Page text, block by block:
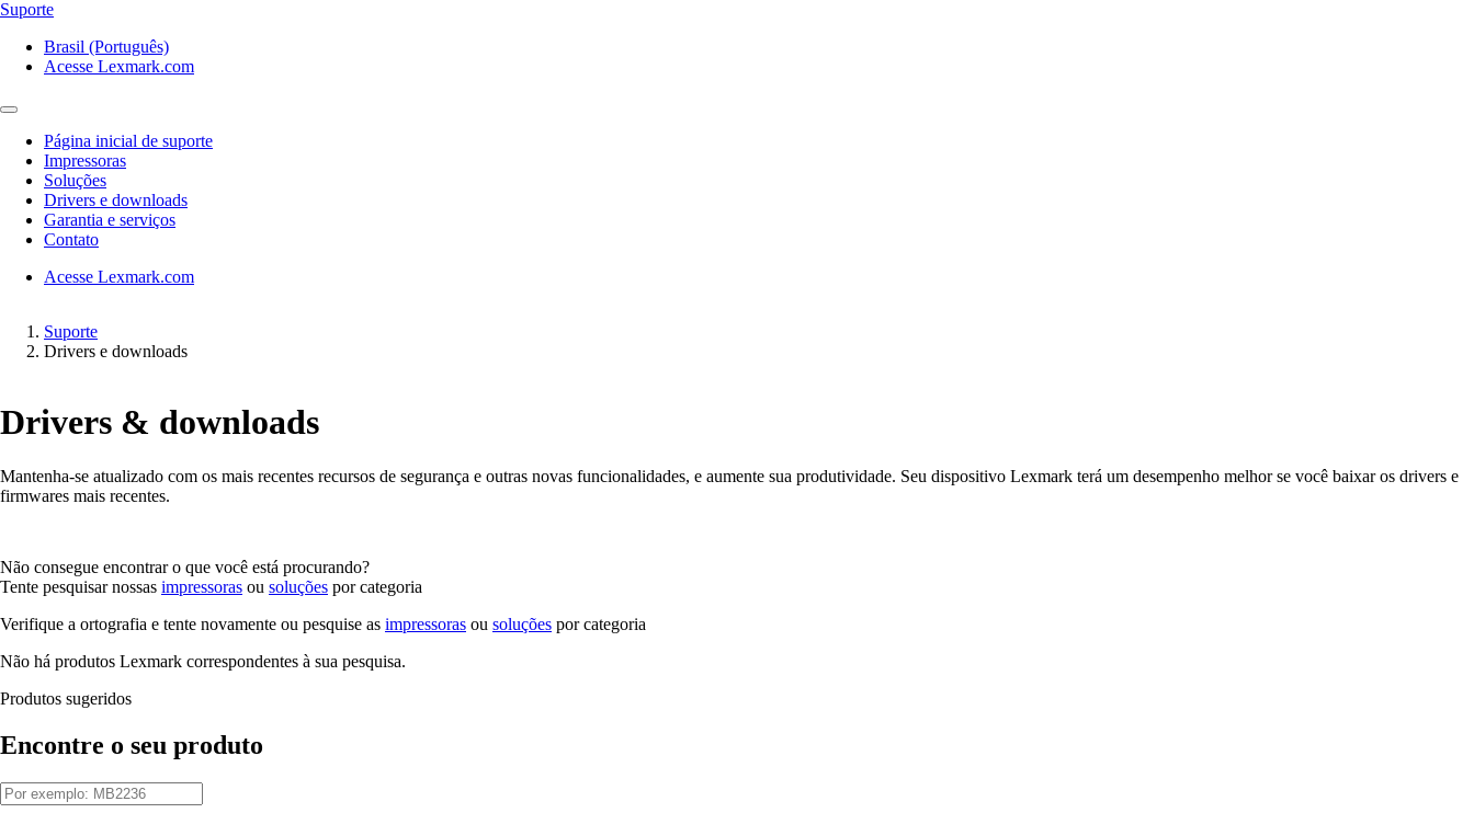
Suporte
Brasil (Português)
Acesse Lexmark.com
Página inicial de suporte
Impressoras
Soluções
Drivers e downloads
Garantia e serviços
Contato
Acesse Lexmark.com
Suporte
Drivers e downloads
Drivers & downloads
Mantenha-se atualizado com os mais recentes recursos de segurança e outras novas funcionalidades, e aumente sua produtividade. Seu dispositivo Lexmark terá um desempenho melhor se você baixar os drivers e
firmwares mais recentes.
Não consegue encontrar o que você está procurando?
Tente pesquisar nossas impressoras ou soluções por categoria
Verifique a ortografia e tente novamente ou pesquise as impressoras ou soluções por categoria
Não há produtos Lexmark correspondentes à sua pesquisa.
Produtos sugeridos
Encontre o seu produto